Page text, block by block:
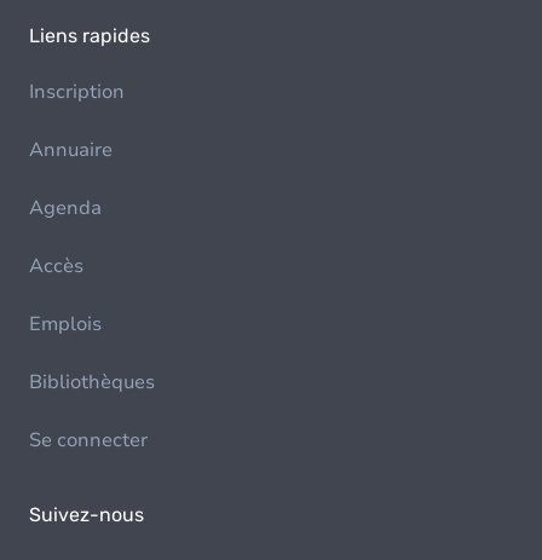
Liens rapides
Inscription
Annuaire
Agenda
Accès
Emplois
Bibliothèques
Se connecter
Suivez-nous